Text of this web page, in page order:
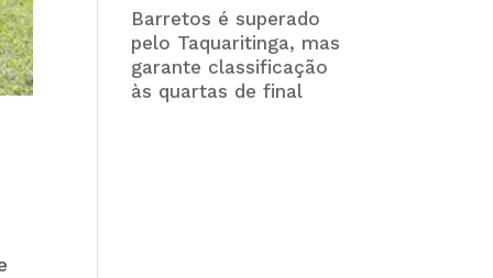
Barretos é superado
pelo Taquaritinga, mas
garante classificação
às quartas de final